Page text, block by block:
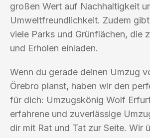
großen Wert auf Nachhaltigkeit
Umweltfreundlichkeit. Zudem
viele Parks und Grünflächen, die
und Erholen einladen.
Wenn du gerade deinen Umzug
Örebro planst, haben wir den
für dich: Umzugskönig Wolf
erfahrene und zuverlässige
dir mit Rat und Tat zur Seite. Wir